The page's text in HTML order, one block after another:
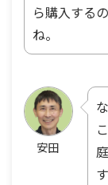
ら購入する
ね。
安田